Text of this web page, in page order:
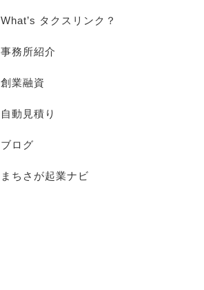
What’s タクスリンク？
事務所紹介
創業融資
自動見積り
ブログ
まちさが起業ナビ